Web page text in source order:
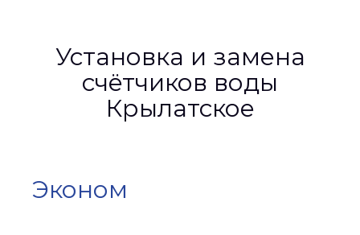
Установка и замена
счётчиков воды
Крылатское
Эконом